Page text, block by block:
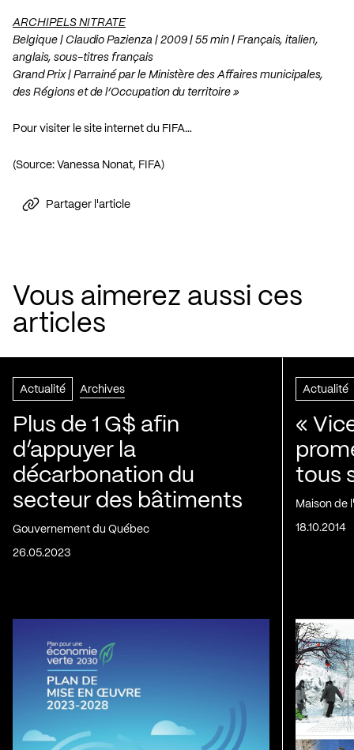
ARCHIPELS NITRATE
Belgique | Claudio Pazienza | 2009 | 55 min | Français, italien,
anglais, sous-titres français
Grand Prix | Parrainé par le Ministère des Affaires municipales,
des Régions et de l’Occupation du territoire »
Pour visiter le site internet du FIFA…
(Source: Vanessa Nonat, FIFA)
Partager l'article
Vous aimerez aussi ces
articles
Actualité Archives
Plus de 1 G$ afin
d’appuyer la
décarbonation du
secteur des bâtiments
Gouvernement du Québec
26.05.2023
Actualité
«
tous
Maison de
18.10.2014